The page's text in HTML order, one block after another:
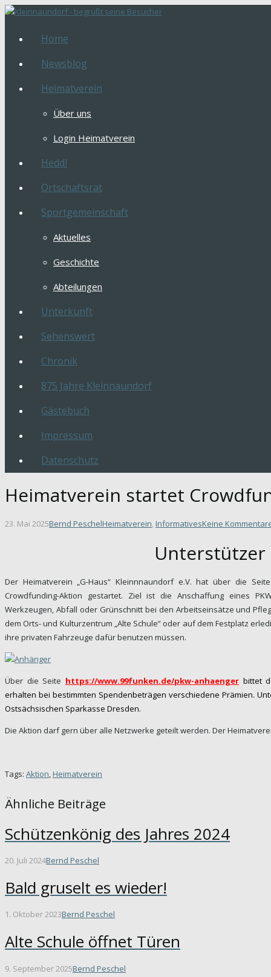
Home
Newsblog
Heimatverein
Über uns
Login Heimatverein
Heddl
Ortschaftsrat
Sportgemeinschaft
Aktuelles
Geschichte
Abteilungen
Unterkunft
Sehenswert
Chronik
875 Jahre Kleinnaundorf
Gästebuch
Impressum
Datenschutz
Heimatverein startet
23. Mai 2025Bernd PeschelHeimatverein, InformativesKeine
Unterstützer
Der Heimatverein „G-Haus“ Kleinnnaundorf e.V. hat über die
Crowdfunding-Aktion gestartet. Ziel ist die Anschaffung eines
Werkzeugen, Abfall oder Grünschnitt bei den Arbeitseinsätze und
dem Orts- und Kulturzentrum „Alte Schule“ oder auf dem Festplatz
ihre privaten Fahrzeuge dafür benutzen müssen.
Über die Seite https://www.99funken.de/pkw-anhaenger bittet
erhalten bei bestimmten Spendenbeträgen verschiedene Prämien.
Ostsächsischen Sparkasse Dresden.
Die Aktion darf gern über alle Netzwerke geteilt werden. Der
Tags: Aktion Heimatverein
Ähnliche Beiträge
Schützenkönig des Jahres 2024
20. Juli 2024Bernd Peschel
Bald gruselt es wieder!
1. Oktober 2023Bernd Peschel
Alte Schule öffnet Türen
9. September 2025Bernd Peschel